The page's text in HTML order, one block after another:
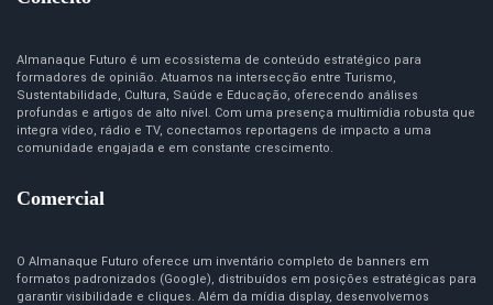
Almanaque Futuro é um ecossistema de conteúdo estratégico para
formadores de opinião. Atuamos na intersecção entre Turismo,
Sustentabilidade, Cultura, Saúde e Educação, oferecendo análises
profundas e artigos de alto nível. Com uma presença multimídia robusta que
integra vídeo, rádio e TV, conectamos reportagens de impacto a uma
comunidade engajada e em constante crescimento.
Comercial
O Almanaque Futuro oferece um inventário completo de banners em
formatos padronizados (Google), distribuídos em posições estratégicas para
garantir visibilidade e cliques. Além da mídia display, desenvolvemos